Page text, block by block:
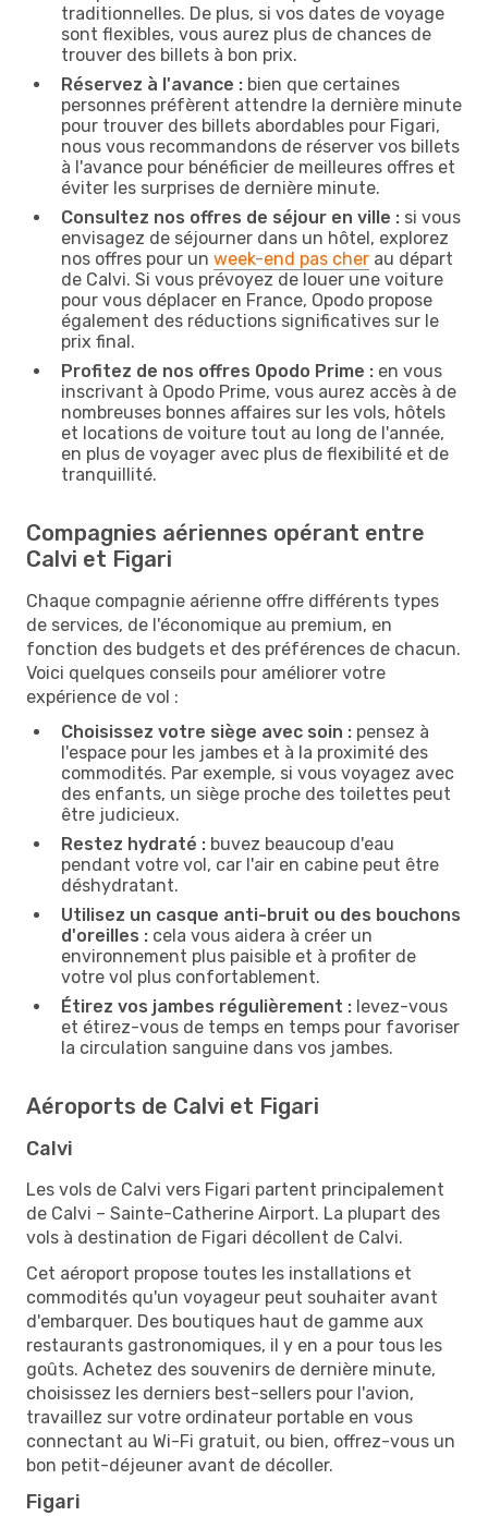
traditionnelles. De plus, si vos dates de voyage
sont flexibles, vous aurez plus de chances de
trouver des billets à bon prix.
Réservez à l'avance : bien que certaines
personnes préfèrent attendre la dernière minute
pour trouver des billets abordables pour Figari,
nous vous recommandons de réserver vos billets
à l'avance pour bénéficier de meilleures offres et
éviter les surprises de dernière minute.
Consultez nos offres de séjour en ville : si vous
envisagez de séjourner dans un hôtel, explorez
nos offres pour un week-end pas cher au départ
de Calvi. Si vous prévoyez de louer une voiture
pour vous déplacer en France, Opodo propose
également des réductions significatives sur le
prix final.
Profitez de nos offres Opodo Prime : en vous
inscrivant à Opodo Prime, vous aurez accès à de
nombreuses bonnes affaires sur les vols, hôtels
et locations de voiture tout au long de l'année,
en plus de voyager avec plus de flexibilité et de
tranquillité.
Compagnies aériennes opérant entre
Calvi et Figari
Chaque compagnie aérienne offre différents types
de services, de l'économique au premium, en
fonction des budgets et des préférences de chacun.
Voici quelques conseils pour améliorer votre
expérience de vol :
Choisissez votre siège avec soin : pensez à
l'espace pour les jambes et à la proximité des
commodités. Par exemple, si vous voyagez avec
des enfants, un siège proche des toilettes peut
être judicieux.
Restez hydraté : buvez beaucoup d'eau
pendant votre vol, car l'air en cabine peut être
déshydratant.
Utilisez un casque anti-bruit ou des bouchons
d'oreilles : cela vous aidera à créer un
environnement plus paisible et à profiter de
votre vol plus confortablement.
Étirez vos jambes régulièrement : levez-vous
et étirez-vous de temps en temps pour favoriser
la circulation sanguine dans vos jambes.
Aéroports de Calvi et Figari
Calvi
Les vols de Calvi vers Figari partent principalement
de Calvi – Sainte-Catherine Airport. La plupart des
vols à destination de Figari décollent de Calvi.
Cet aéroport propose toutes les installations et
commodités qu'un voyageur peut souhaiter avant
d'embarquer. Des boutiques haut de gamme aux
restaurants gastronomiques, il y en a pour tous les
goûts. Achetez des souvenirs de dernière minute,
choisissez les derniers best-sellers pour l'avion,
travaillez sur votre ordinateur portable en vous
connectant au Wi-Fi gratuit, ou bien, offrez-vous un
bon petit-déjeuner avant de décoller.
Figari